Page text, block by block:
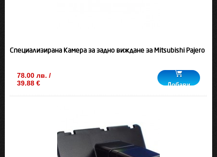
Специализирана Камера за задно виждане за Mitsubishi Pajero
78.00 лв. /
39.88 €
Добави